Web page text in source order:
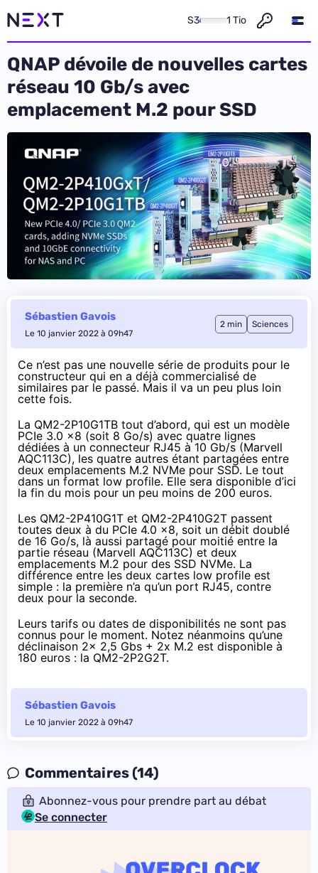
S3 1 Tio
QNAP dévoile de nouvelles cartes
réseau 10 Gb/s avec
emplacement M.2 pour SSD
Sébastien Gavois
Le 10 janvier 2022 à 09h47
2 min Sciences
Ce n’est pas une nouvelle série de produits pour le
constructeur qui en a déjà commercialisé de
similaires par le passé. Mais il va un peu plus loin
cette fois.
La QM2-2P10G1TB tout d’abord, qui est un modèle
PCIe 3.0 x8 (soit 8 Go/s) avec quatre lignes
dédiées à un connecteur RJ45 à 10 Gb/s (Marvell
AQC113C), les quatre autres étant partagées entre
deux emplacements M.2 NVMe pour SSD. Le tout
dans un format low profile. Elle sera disponible d’ici
la fin du mois pour un peu moins de 200 euros.
Les QM2-2P410G1T et QM2-2P410G2T passent
toutes deux à du PCIe 4.0 x8, soit un débit doublé
de 16 Go/s, là aussi partagé pour moitié entre la
partie réseau (Marvell AQC113C) et deux
emplacements M.2 pour des SSD NVMe. La
différence entre les deux cartes low profile est
simple : la première n’a qu’un port RJ45, contre
deux pour la seconde.
Leurs tarifs ou dates de disponibilités ne sont pas
connus pour le moment. Notez néanmoins qu’une
déclinaison 2x 2,5 Gbs + 2x M.2 est disponible à
180 euros : la QM2-2P2G2T.
Sébastien Gavois
Le 10 janvier 2022 à 09h47
Commentaires (14)
Abonnez-vous pour prendre part au débat
Se connecter